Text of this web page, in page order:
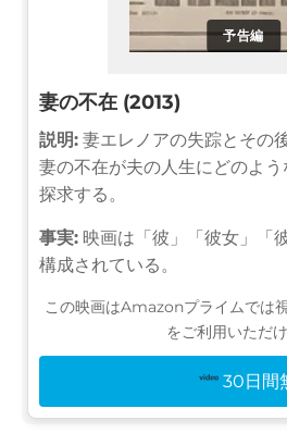
予告編
妻の不在 (2013)
説明: 妻エレノアの失踪とその
妻の不在が夫の人生にどのよ
探求する。
事実: 映画は「彼」「彼女」「
構成されている。
この映画はAmazonプライムでは
をご利用いただ
30日間